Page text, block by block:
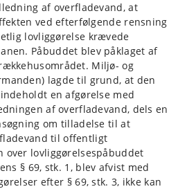
af overfladevand, at
ved efterfølgende rensning
lovliggørelse krævede
Påbuddet blev påklaget af
Miljø- og
lagde til grund, at den
en afgørelse med
af overfladevand, dels en
om tilladelse til at
til offentligt
over lovliggørelsespåbuddet
§ 69, stk. 1, blev afvist med
efter § 69, stk. 3, ikke kan